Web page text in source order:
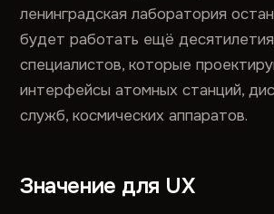
ленинградская лаборатория
будет работать ещё
специалистов, которые
интерфейсы атомных станций,
служб, космических аппаратов.
Значение для UX